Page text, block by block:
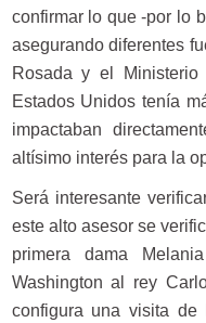
confirmar lo que -por lo
asegurando diferentes
Rosada y el
Estados Unidos tenía
impactaban
altísimo interés para la
Será interesante
este alto asesor se
primera dama
Washington al rey
configura una visita de